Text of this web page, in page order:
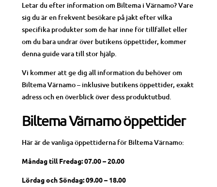
Letar du efter information om Biltema i Värnamo? Vare
sig du är en frekvent besökare på jakt efter vilka
specifika produkter som de har inne för tillfället eller
om du bara undrar över butikens öppettider, kommer
denna guide vara till stor hjälp.
Vi kommer att ge dig all information du behöver om
Biltema Värnamo – inklusive butikens öppettider, exakt
adress och en överblick över dess produktutbud.
Biltema Värnamo öppettider
Här är de vanliga öppettiderna för Biltema Värnamo:
Måndag till Fredag: 07.00 – 20.00
Lördag och Söndag: 09.00 – 18.00